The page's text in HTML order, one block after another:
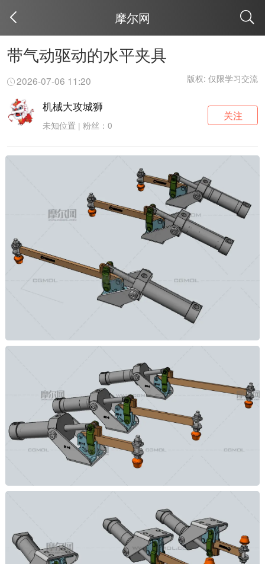
摩尔网
带气动驱动的水平夹具
2026-07-06 11:20 版权: 仅限学习交流
机械大攻城狮
未知位置 | 粉丝：0
关注
取消